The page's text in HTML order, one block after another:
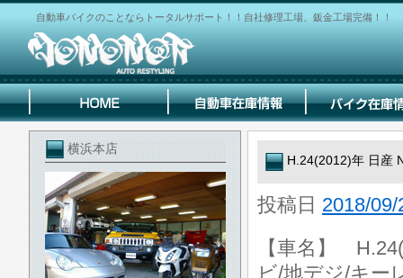
自動車バイクのことならトータルサポート！！自社修理工場、鈑金工場完備！！
横浜本店
H.24(2012)年 日産
投稿日 2018/09/
【車名】
ビ/地デジ/キー